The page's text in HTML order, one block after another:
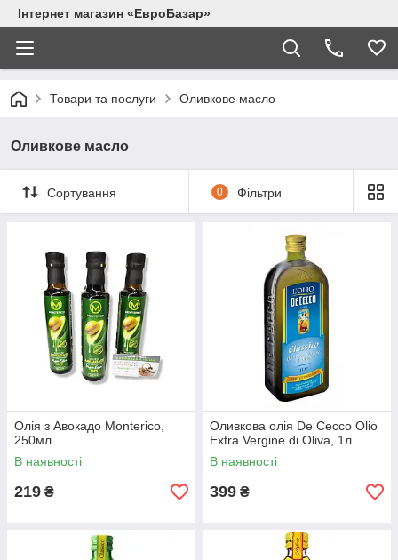
Інтернет магазин «ЕвроБазар»
Товари та послуги Оливкове масло
Оливкове масло
Сортування 0 Фільтри
Олія з Авокадо Monterico,
250мл
В наявності
219 ₴
Оливкова олія De Cecco Olio
Extra Vergine di Oliva, 1л
В наявності
399 ₴